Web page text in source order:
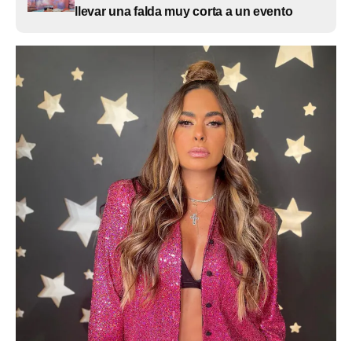
llevar una falda muy corta a un evento